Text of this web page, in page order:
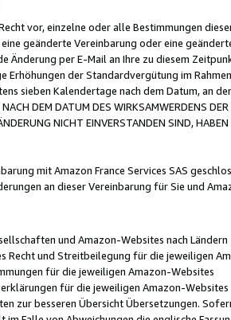
vor, einzelne oder alle Bestimmungen
geänderte Vereinbarung oder eine
Änderung per E-Mail an Ihre zu diesem
Erhöhungen der Standardvergütung im
sieben Kalendertage nach dem Datum, an
DEM DATUM DES WIRKSAMWERDENS
NICHT EINVERSTANDEN SIND,
mit Amazon France Services SAS
an dieser Vereinbarung für Sie und
und Amazon-Websites nach Ländern
Recht und Streitbeilegung für die jeweiligen
für die jeweiligen Amazon-Websites
für die jeweiligen Amazon-Websites
zur besseren Übersicht Übersetzungen.